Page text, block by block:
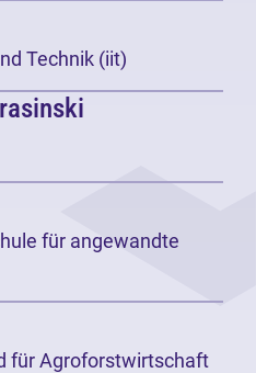
Technik (iit)
für angewandte
für Agroforstwirtschaft